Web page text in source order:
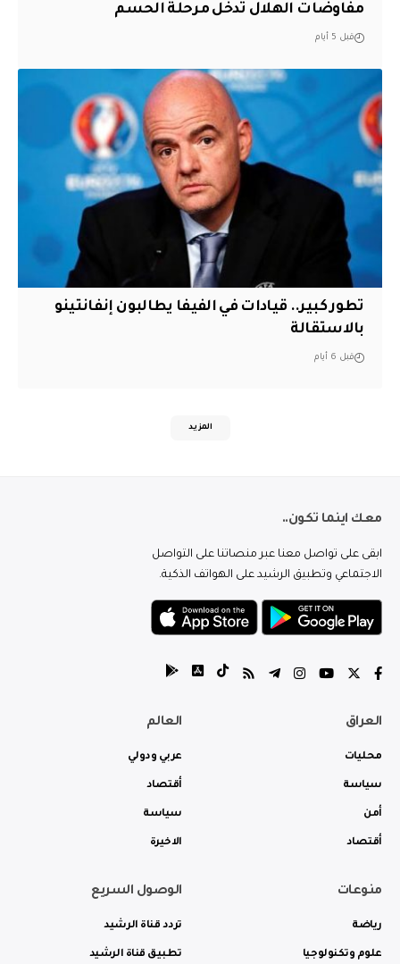
مفاوضات الهلال تدخل مرحلة الحسم
قبل 5 أيام
تطور كبير.. قيادات في الفيفا يطالبون إنفانتينو
بالاستقالة
قبل 6 أيام
المزيد
معك اينما تكون..
ابقى على تواصل معنا عبر منصاتنا على التواصل
الاجتماعي وتطبيق الرشيد على الهواتف الذكية.
العراق
محليات
سياسة
أمن
أقتصاد
العالم
عربي ودولي
أقتصاد
سياسة
الاخيرة
منوعات
رياضة
علوم وتكنولوجيا
الوصول السريع
تردد قناة الرشيد
تطبيق قناة الرشيد